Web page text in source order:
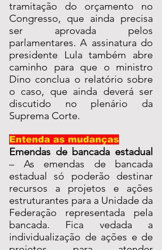
tramitação do orçamento no
Congresso, que ainda precisa
ser aprovada pelos
parlamentares. A assinatura do
presidente Lula também abre
caminho para que o ministro
Dino conclua o relatório sobre
o caso, que ainda deverá ser
discutido no plenário da
Suprema Corte.
Entenda as mudanças
Emendas de bancada estadual
– As emendas de bancada
estadual só poderão destinar
recursos a projetos e ações
estruturantes para a Unidade da
Federação representada pela
bancada. Fica vedada a
individualização de ações e de